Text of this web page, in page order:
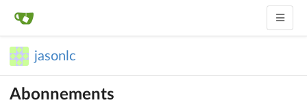
jasonlc
Abonnements